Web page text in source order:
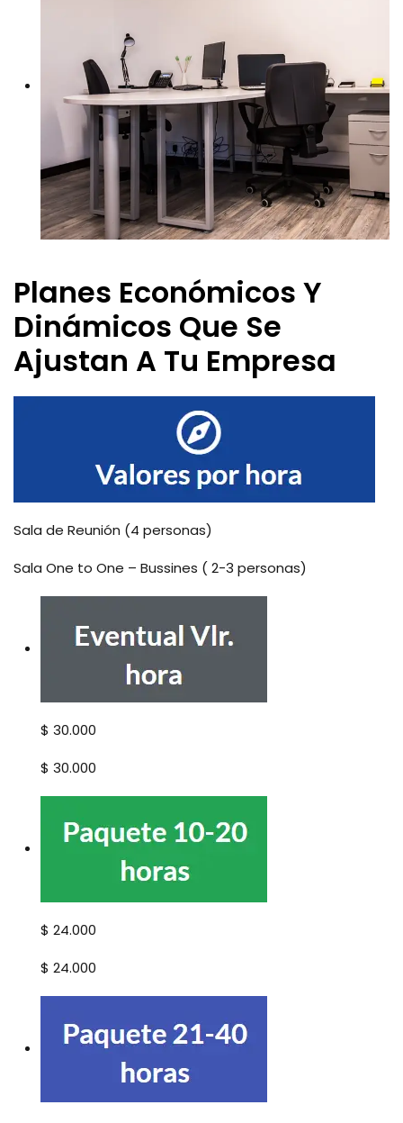
Planes Económicos Y
Dinámicos Que Se
Ajustan A Tu Empresa
Sala de Reunión (4 personas)
Sala One to One – Bussines ( 2-3 personas)
$ 30.000
$ 30.000
$ 24.000
$ 24.000